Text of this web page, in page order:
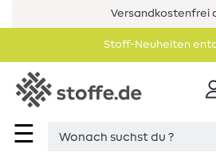
Versandkostenfrei
Stoff-Neuheiten
☰